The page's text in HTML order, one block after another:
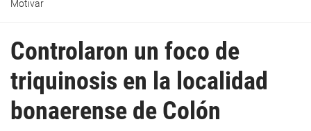
Motivar
Controlaron un foco de
triquinosis en la localidad
bonaerense de Colón